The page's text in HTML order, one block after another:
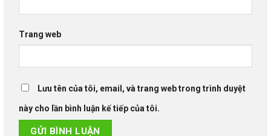
Trang web
Lưu tên của tôi, email, và trang web trong trình duyệt
này cho lần bình luận kế tiếp của tôi.